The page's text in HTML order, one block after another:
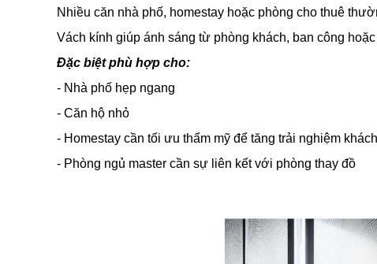
Nhiều căn nhà phố, homestay hoặc phòng cho thuê
Vách kính giúp ánh sáng từ phòng khách, ban công
Đặc biệt phù hợp cho:
- Nhà phố hẹp ngang
- Căn hộ nhỏ
- Homestay cần tối ưu thẩm mỹ để tăng trải nghiệm khách
- Phòng ngủ master cần sự liên kết với phòng thay đồ